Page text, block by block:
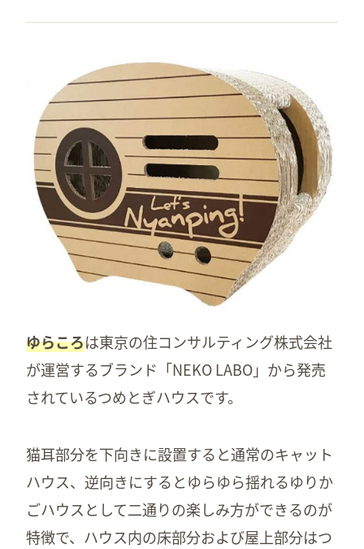
ゆらころは東京の住コンサルティング株式会社
が運営するブランド「NEKO LABO」から発売
されているつめとぎハウスです。
猫耳部分を下向きに設置すると通常のキャット
ハウス、逆向きにするとゆらゆら揺れるゆりか
ごハウスとして二通りの楽しみ方ができるのが
特徴で、ハウス内の床部分および屋上部分はつ